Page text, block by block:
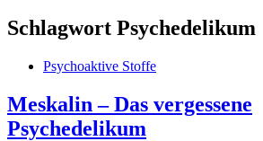
Schlagwort Psychedelikum
Psychoaktive Stoffe
Meskalin – Das vergessene
Psychedelikum